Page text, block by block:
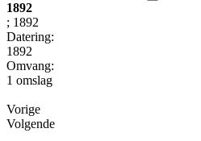
1892
; 1892
Datering:
1892
Omvang:
1 omslag
Vorige
Volgende